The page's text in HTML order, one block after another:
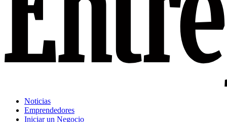
Noticias
Emprendedores
Iniciar un Negocio